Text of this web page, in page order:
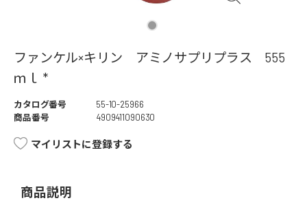
ファンケル×キリン アミノサプリプラス 555
ｍｌ *
カタログ番号
55-10-25966
商品番号
4909411090630
マイリストに登録する
商品説明